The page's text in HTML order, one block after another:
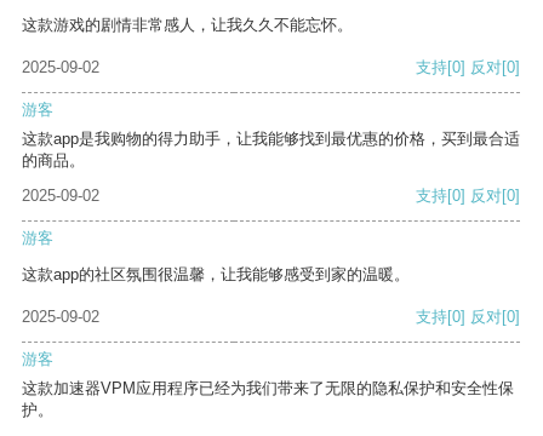
这款游戏的剧情非常感人，让我久久不能忘怀。
2025-09-02 支持[0] 反对[0]
游客
这款app是我购物的得力助手，让我能够找到最优惠的价格，买到最合适
的商品。
2025-09-02
支持[0] 反对[0]
游客
这款app的社区氛围很温馨，让我能够感受到家的温暖。
2025-09-02 支持[0] 反对[0]
游客
这款加速器VPM应用程序已经为我们带来了无限的隐私保护和安全性保
护。